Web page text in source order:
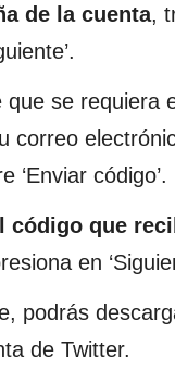
de la cuenta,
que se requiera
correo
‘Enviar código’.
código que
en
podrás
de Twitter.